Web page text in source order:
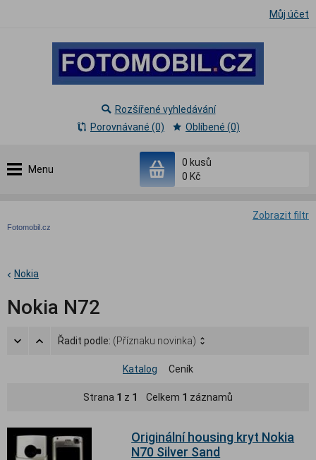
Můj účet
Menu
0 kusů
0 Kč
Rozšířené vyhledávání
Porovnávané (0)
Oblíbené (0)
Zobrazit filtr
Fotomobil.cz
Nokia
Nokia N72
Řadit podle: (Příznaku novinka)
Katalog Ceník
Strana 1 z 1 Celkem 1 záznamů
Originální housing kryt Nokia
N70 Silver Sand